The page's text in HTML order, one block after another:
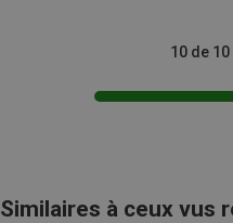
10 de
Similaires à ceux vus